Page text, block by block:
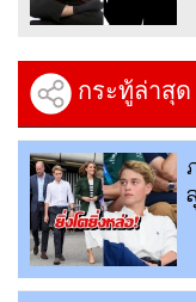
กระทู้ล่าสุด